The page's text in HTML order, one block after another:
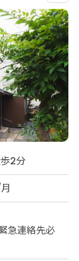
2分
急連絡先必